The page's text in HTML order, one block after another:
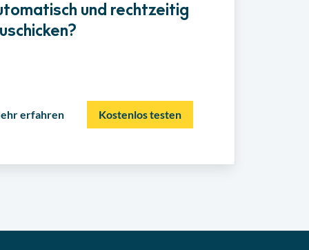
und rechtzeitig
erfahren Kostenlos testen